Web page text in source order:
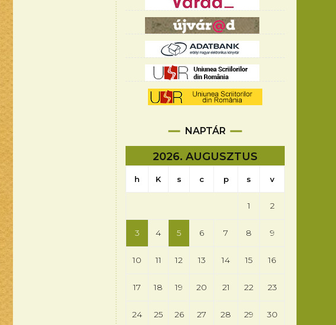
NAPTÁR
2026. AUGUSZTUS
h K s c p s v
1 2
3 4 5 6 7 8 9
10 11 12 13 14 15 16
17 18 19 20 21 22 23
24 25 26 27 28 29 30